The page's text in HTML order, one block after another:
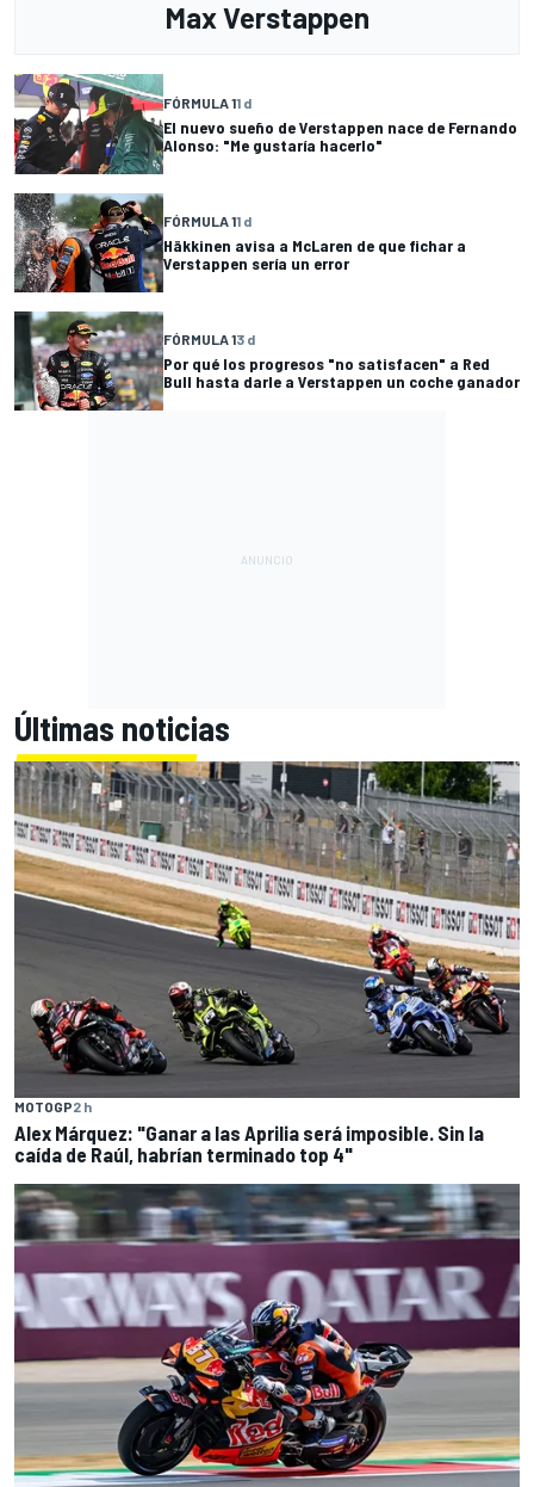
Max Verstappen
FÓRMULA 11 d
El nuevo sueño de Verstappen nace de Fernando
Alonso: "Me gustaría hacerlo"
FÓRMULA 11 d
Häkkinen avisa a McLaren de que fichar a
Verstappen sería un error
FÓRMULA 13 d
Por qué los progresos "no satisfacen" a Red
Bull hasta darle a Verstappen un coche ganador
Últimas noticias
MOTOGP2 h
Alex Márquez: "Ganar a las Aprilia será imposible. Sin la
caída de Raúl, habrían terminado top 4"